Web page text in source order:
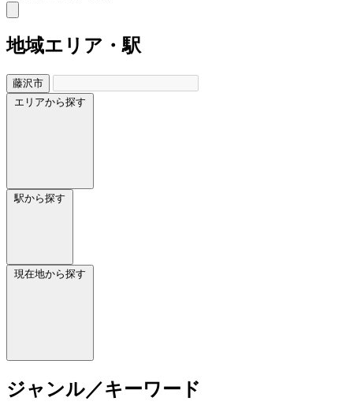
地域エリア・駅
藤沢市
エリアから探す
駅から探す
現在地から探す
ジャンル／キーワード